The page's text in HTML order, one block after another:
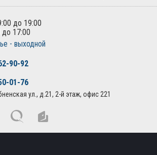
до 19:00
17:00
- выходной
90-92
01-76
ул., д.21, 2-й этаж, офис 221